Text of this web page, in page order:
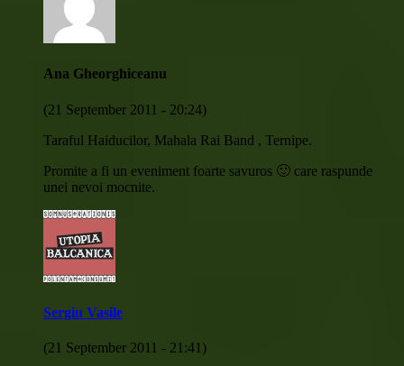
Ana Gheorghiceanu
(21 September 2011 - 20:24)
Taraful Haiducilor, Mahala Rai Band , Ternipe.
Promite a fi un eveniment foarte savuros 🙂 care raspunde
unei nevoi mocnite.
Sergiu Vasile
(21 September 2011 - 21:41)